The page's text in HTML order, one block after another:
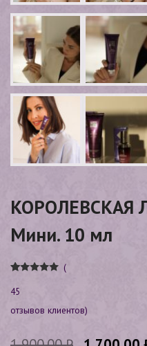
КОРОЛЕВСКАЯ
Мини. 10 мл
4.89
опроса
пользовате
(
45
отзывов клиентов)